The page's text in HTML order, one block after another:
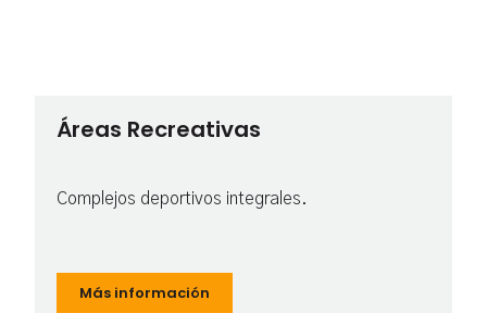
Áreas Recreativas
Complejos deportivos integrales.
Más información